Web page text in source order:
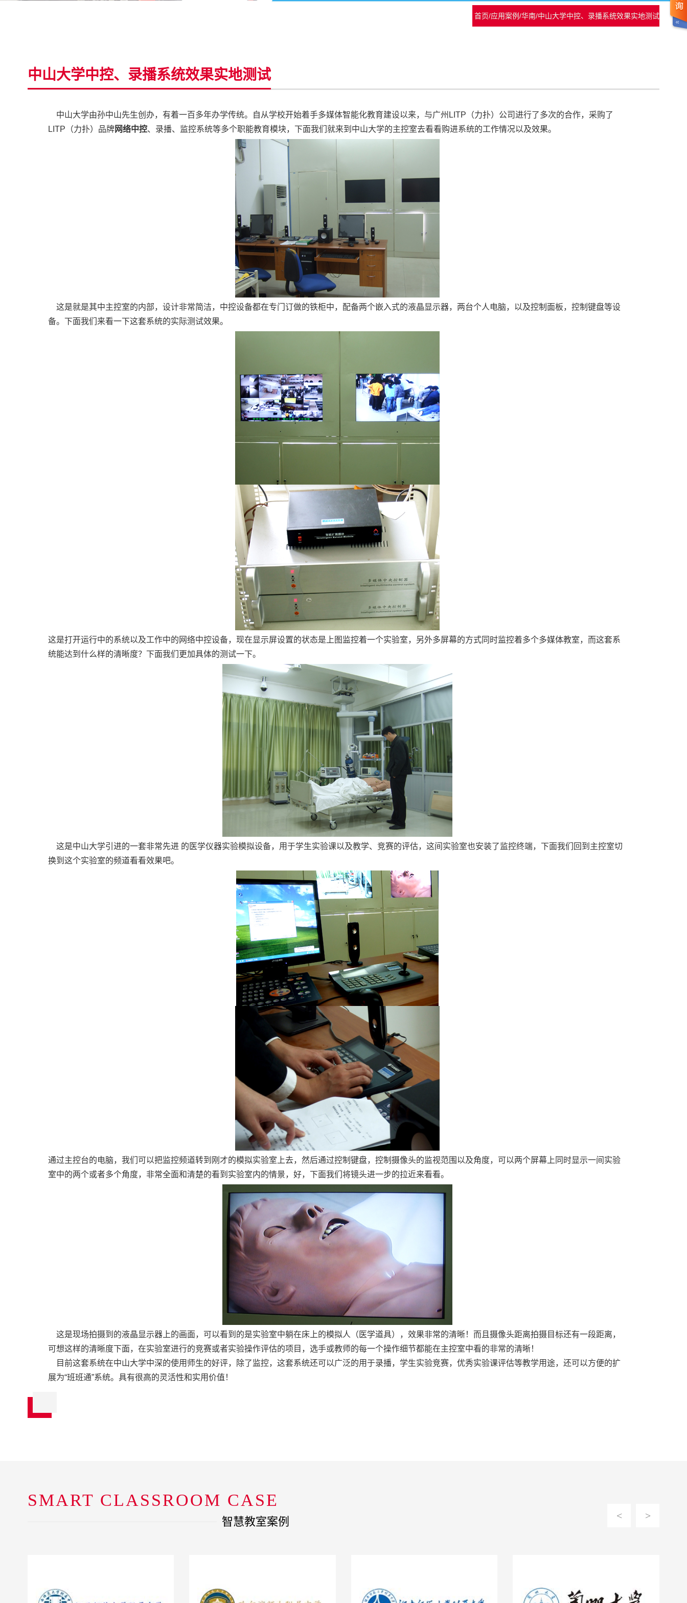
首页/应用案例/华南/中山大学中控、录播系统效果实地测试
中山大学中控、录播系统效果实地测试
中山大学由孙中山先生创办，有着一百多年办学传统。自从学校开始着手多媒体智能化教育建设以来，与广州LITP（力扑）公司进行了多次的合作，采购了
LITP（力扑）品牌网络中控、录播、监控系统等多个职能教育模块，下面我们就来到中山大学的主控室去看看购进系统的工作情况以及效果。
这是就是其中主控室的内部，设计非常简洁，中控设备都在专门订做的铁柜中，配备两个嵌入式的液晶显示器，两台个人电脑，以及控制面板，控制键盘等设
备。下面我们来看一下这套系统的实际测试效果。
这是打开运行中的系统以及工作中的网络中控设备，现在显示屏设置的状态是上图监控着一个实验室，另外多屏幕的方式同时监控着多个多媒体教室，而这套系
统能达到什么样的清晰度？下面我们更加具体的测试一下。
这是中山大学引进的一套非常先进 的医学仪器实验模拟设备，用于学生实验课以及教学、竞赛的评估，这间实验室也安装了监控终端，下面我们回到主控室切
换到这个实验室的频道看看效果吧。
通过主控台的电脑，我们可以把监控频道转到刚才的模拟实验室上去，然后通过控制键盘，控制摄像头的监视范围以及角度，可以两个屏幕上同时显示一间实验
室中的两个或者多个角度，非常全面和清楚的看到实验室内的情景，好，下面我们将镜头进一步的拉近来看看。
这是现场拍摄到的液晶显示器上的画面，可以看到的是实验室中躺在床上的模拟人（医学道具），效果非常的清晰！而且摄像头距离拍摄目标还有一段距离，
可想这样的清晰度下面，在实验室进行的竞赛或者实验操作评估的项目，选手或教师的每一个操作细节都能在主控室中看的非常的清晰！
目前这套系统在中山大学中深的使用师生的好评，除了监控，这套系统还可以广泛的用于录播，学生实验竞赛，优秀实验课评估等教学用途，还可以方便的扩
展为“班班通”系统。具有很高的灵活性和实用价值！
SMART CLASSROOM CASE
智慧教室案例